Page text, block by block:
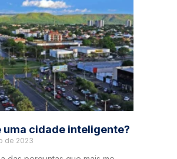
uma cidade inteligente?
de 2023